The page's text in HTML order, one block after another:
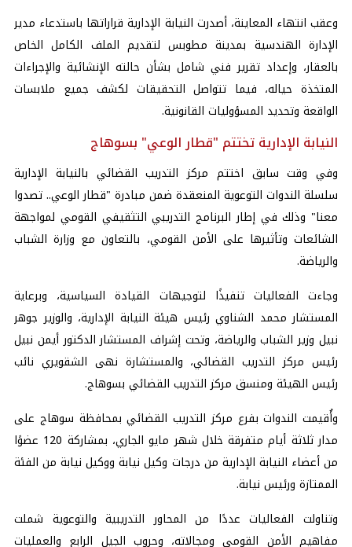
وعقب انتهاء المعاينة، أصدرت النيابة الإدارية قراراتها باستدعاء مدير
الإدارة الهندسية بمدينة مطوبس لتقديم الملف الكامل الخاص
بالعقار، وإعداد تقرير فني شامل بشأن حالته الإنشائية والإجراءات
المتخذة حياله، فيما تتواصل التحقيقات لكشف جميع ملابسات
الواقعة وتحديد المسؤوليات القانونية.
النيابة الإدارية تختتم "قطار الوعي" بسوهاج
وفي وقت سابق اختتم مركز التدريب القضائي بالنيابة الإدارية
سلسلة الندوات التوعوية المنعقدة ضمن مبادرة "قطار الوعي.. تصدوا
معنا" وذلك في إطار البرنامج التدريبي التثقيفي القومي لمواجهة
الشائعات وتأثيرها على الأمن القومي، بالتعاون مع وزارة الشباب
والرياضة.
وجاءت الفعاليات تنفيذًا لتوجيهات القيادة السياسية، وبرعاية
المستشار محمد الشناوي رئيس هيئة النيابة الإدارية، والوزير جوهر
نبيل وزير الشباب والرياضة، وتحت إشراف المستشار الدكتور أيمن نبيل
رئيس مركز التدريب القضائي، والمستشارة نهى الشقويري نائب
رئيس الهيئة ومنسق مركز التدريب القضائي بسوهاج.
وأُقيمت الندوات بفرع مركز التدريب القضائي بمحافظة سوهاج على
مدار ثلاثة أيام متفرقة خلال شهر مايو الجاري، بمشاركة 120 عضوًا
من أعضاء النيابة الإدارية من درجات وكيل نيابة ووكيل نيابة من الفئة
الممتازة ورئيس نيابة.
وتناولت الفعاليات عددًا من المحاور التدريبية والتوعوية شملت
مفاهيم الأمن القومي ومجالاته، وحروب الجيل الرابع والعمليات